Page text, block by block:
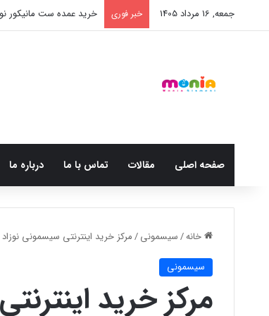
جمعه, 16 مرداد 1405 خبر فوری خرید عمده ست مانیکور
صفحه اصلی مقالات تماس با ما درباره ما
خانه/ سیسمونی/ مرکز خرید اینترنتی سیسمونی
سیسمونی
مرکز خرید